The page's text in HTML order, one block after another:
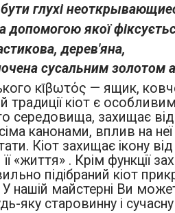
глухі
допомогою якої
дерев'яна,
сусальним золотом
κῑβωτός — ящик,
традиції кіот є
середовища, захищає
канонами, вплив на
Кіот захищає ікону
«життя» . Крім функції
підібраний кіот
нашій майстерні Ви
яку старовинну і сучасну